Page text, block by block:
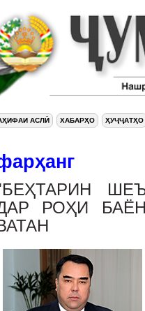
АСЛӢ ХАБАРҲО ҲУҶҶАТҲО
РОҲИ